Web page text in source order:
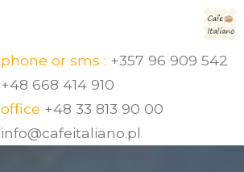
phone or sms : +357 96 909 542
+48 668 414 910
office +48 33 813 90 00
info@cafeitaliano.pl